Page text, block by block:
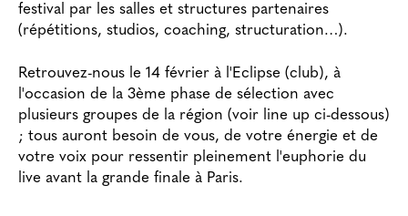
festival par les salles et structures partenaires
(répétitions, studios, coaching, structuration…).
Retrouvez-nous le 14 février à l'Eclipse (club), à
l'occasion de la 3ème phase de sélection avec
plusieurs groupes de la région (voir line up ci-dessous)
; tous auront besoin de vous, de votre énergie et de
votre voix pour ressentir pleinement l'euphorie du
live avant la grande finale à Paris.